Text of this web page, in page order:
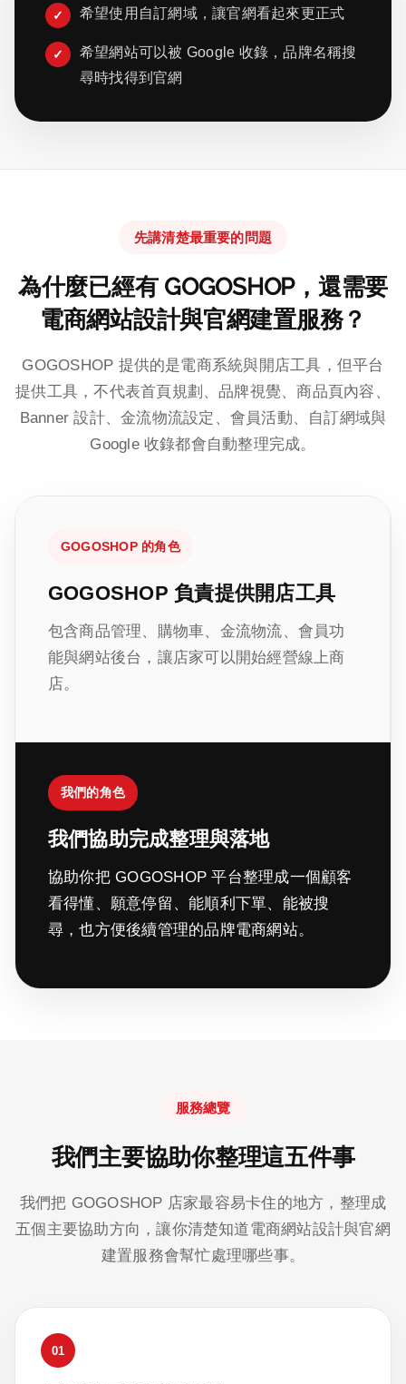
希望使用自訂網域，讓官網看起來更正式
希望網站可以被 Google 收錄，品牌名稱搜
尋時找得到官網
先講清楚最重要的問題
為什麼已經有 GOGOSHOP，還需要
電商網站設計與官網建置服務？
GOGOSHOP 提供的是電商系統與開店工具，但平台
提供工具，不代表首頁規劃、品牌視覺、商品頁內容、
Banner 設計、金流物流設定、會員活動、自訂網域與
Google 收錄都會自動整理完成。
GOGOSHOP 的角色
GOGOSHOP 負責提供開店工具
包含商品管理、購物車、金流物流、會員功
能與網站後台，讓店家可以開始經營線上商
店。
我們的角色
我們協助完成整理與落地
協助你把 GOGOSHOP 平台整理成一個顧客
看得懂、願意停留、能順利下單、能被搜
尋，也方便後續管理的品牌電商網站。
服務總覽
我們主要協助你整理這五件事
我們把 GOGOSHOP 店家最容易卡住的地方，整理成
五個主要協助方向，讓你清楚知道電商網站設計與官網
建置服務會幫忙處理哪些事。
01